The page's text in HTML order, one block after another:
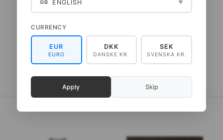
399,00 DKK 399,00 DKK
IN DEN WARENKORB
IN DEN WARENKORB
GB ENGLISH ▼
CURRENCY
EUR
EURO
DKK
DANSKE KR.
SEK
SVENSKA KR.
Apply Skip